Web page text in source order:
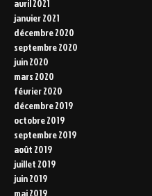
avril 2021
janvier 2021
décembre 2020
septembre 2020
juin 2020
mars 2020
février 2020
décembre 2019
octobre 2019
septembre 2019
août 2019
juillet 2019
juin 2019
mai 2019